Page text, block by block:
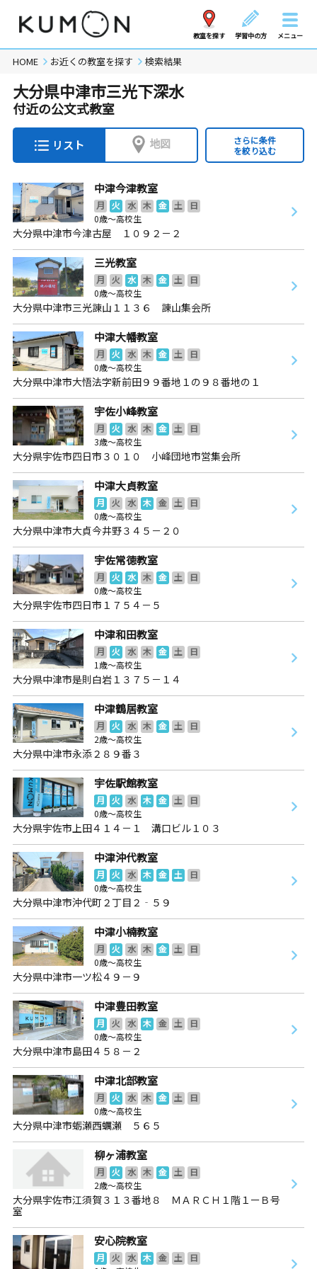
教室を探す 学習中の方 メニュー
HOME お近くの教室を探す 検索結果
大分県中津市三光下深水
付近の公文式教室
リスト 地図
さらに条件
を絞り込む
中津今津教室
月 火 水 木 金 土
日
0歳～高校生
大分県中津市今津古屋 １０９２－２
三光教室
月 火 水 木 金 土
日
0歳～高校生
大分県中津市三光諌山１１３６ 諌山集会所
中津大幡教室
月 火 水 木 金 土
日
0歳～高校生
大分県中津市大悟法字新前田９９番地１の９８番地の１
宇佐小峰教室
月 火 水 木 金 土
日
3歳～高校生
大分県宇佐市四日市３０１０ 小峰団地市営集会所
中津大貞教室
月 火 水 木 金 土
日
0歳～高校生
大分県中津市大貞今井野３４５－２０
宇佐常徳教室
月 火 水 木 金 土
日
0歳～高校生
大分県宇佐市四日市１７５４－５
中津和田教室
月 火 水 木 金 土
日
1歳～高校生
大分県中津市是則白岩１３７５－１４
中津鶴居教室
月 火 水 木 金 土
日
2歳～高校生
大分県中津市永添２８９番３
宇佐駅館教室
月 火 水 木 金 土
日
0歳～高校生
大分県宇佐市上田４１４－１ 溝口ビル１０３
中津沖代教室
月 火 水 木 金 土
日
0歳～高校生
大分県中津市沖代町２丁目２‐５９
中津小楠教室
月 火 水 木 金 土
日
0歳～高校生
大分県中津市一ツ松４９－９
中津豊田教室
月 火 水 木 金 土
日
0歳～高校生
大分県中津市島田４５８－２
中津北部教室
月 火 水 木 金 土
日
0歳～高校生
大分県中津市蛎瀬西蠣瀬 ５６５
柳ヶ浦教室
月 火 水 木 金 土
日
2歳～高校生
大分県宇佐市江須賀３１３番地８ ＭＡＲＣＨ１階１ーＢ号
室
安心院教室
月 火 水 木 金 土
日